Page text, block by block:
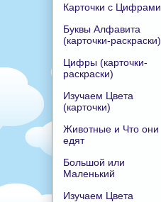
Карточки с Цифрами
Буквы Алфавита
(карточки-раскраски)
Цифры (карточки-
раскраски)
Изучаем Цвета
(карточки)
Животные и Что они
едят
Большой или
Маленький
Изучаем Цвета